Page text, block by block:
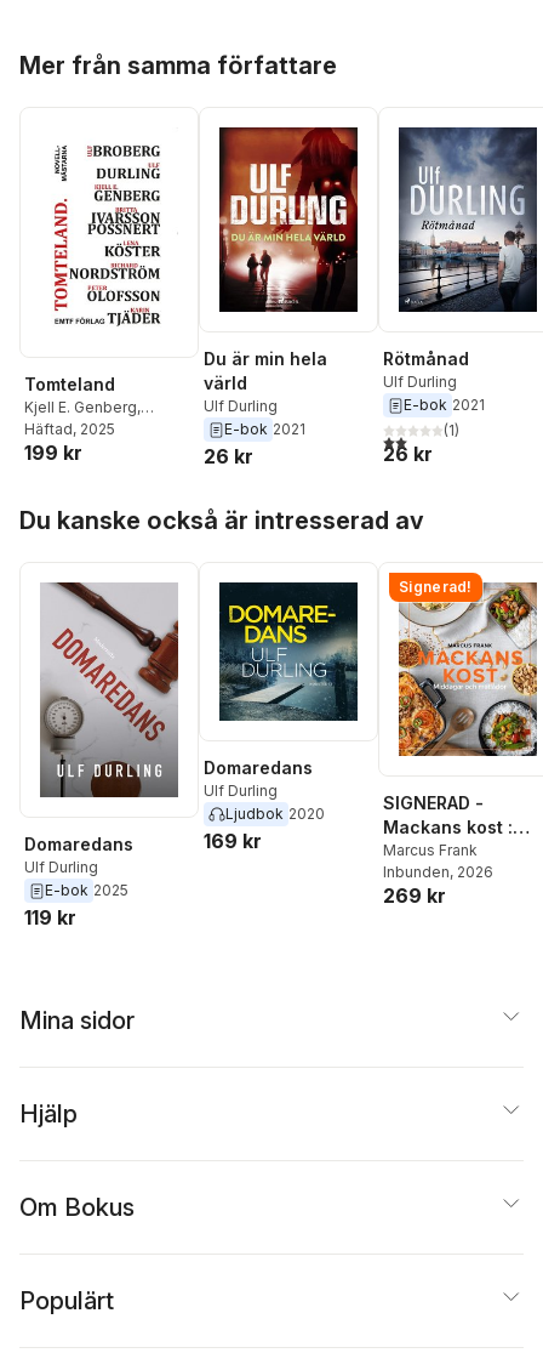
Mer från samma författare
Tomteland
Kjell E. Genberg,
Richard Nordström
Karin Tjäder
Ulf Broberg,Peter
Häftad, 2025
199 kr
Du är min hela
värld
Ulf Durling
E-bok 2021
26 kr
Rötmånad
Ulf Durling
E-bok 2021
2,0utav 5 stjärnor.
(1)
26 kr
Du kanske också är intresserad av
Domaredans
Ulf Durling
E-bok 2025
119 kr
Domaredans
Ulf Durling
Ljudbok 2020
169 kr
Signerad!
SIGNERAD -
Mackans kost :
Middagar och
matlådor
Marcus Frank
Inbunden, 2026
269 kr
Mina sidor
Hjälp
Om Bokus
Populärt